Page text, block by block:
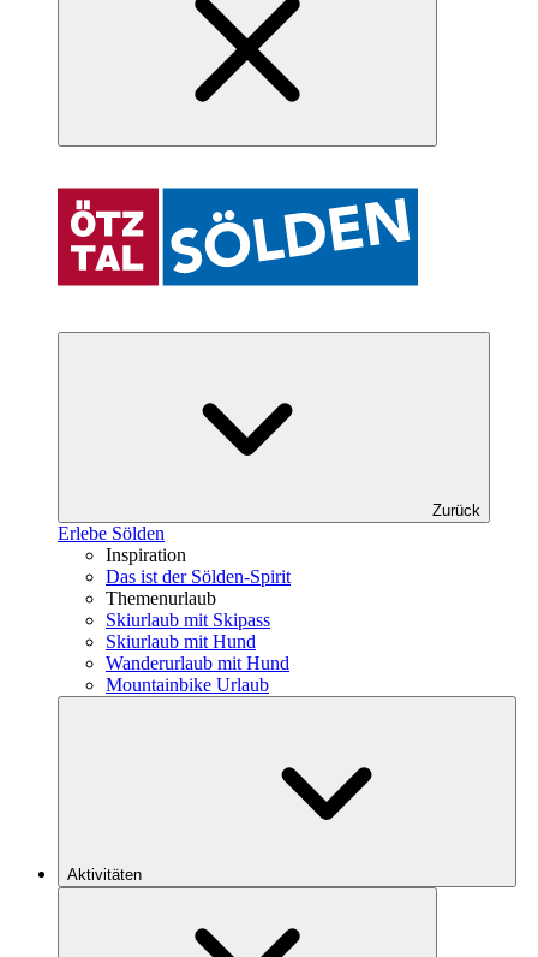
Zurück
Erlebe Sölden
Inspiration
Das ist der Sölden-Spirit
Themenurlaub
Skiurlaub mit Skipass
Skiurlaub mit Hund
Wanderurlaub mit Hund
Mountainbike Urlaub
Aktivitäten